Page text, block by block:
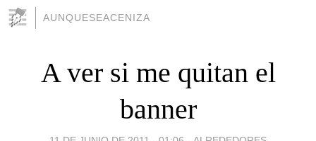
AUNQUESEACENIZA
A ver si me quitan el
banner